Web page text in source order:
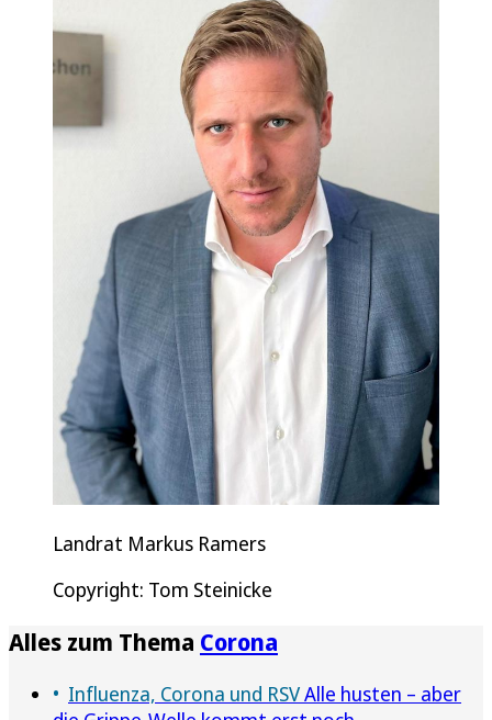
Landrat Markus Ramers
Copyright: Tom Steinicke
Alles zum Thema Corona
Influenza, Corona und RSVAlle husten – aber